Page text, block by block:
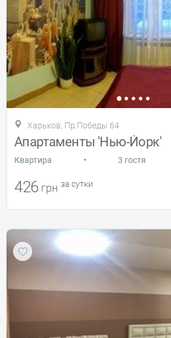
Харьков, Пр.Победы 64
Апартаменты 'Нью-Йорк'
Квартира • 3 гостя
426 грн за сутки